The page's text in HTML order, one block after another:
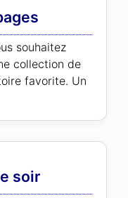
souhaitez
collection de
favorite. Un
soir